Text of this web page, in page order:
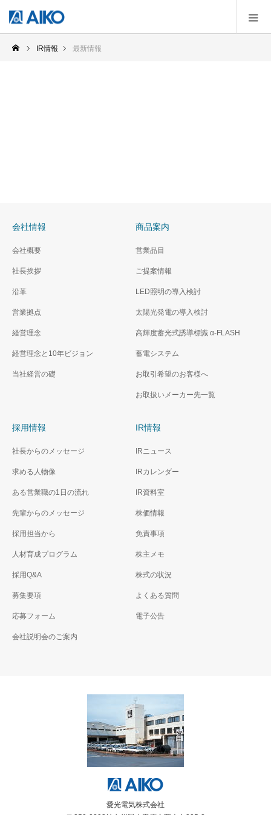
IR情報 最新情報
会社情報
会社概要
社長挨拶
沿革
営業拠点
経営理念
経営理念と10年ビジョン
当社経営の礎
商品案内
営業品目
ご提案情報
LED照明の導入検討
太陽光発電の導入検討
高輝度蓄光式誘導標識 α‐FLASH
蓄電システム
お取引希望のお客様へ
お取扱いメーカー先一覧
採用情報
社長からのメッセージ
求める人物像
ある営業職の1日の流れ
先輩からのメッセージ
採用担当から
人材育成プログラム
採用Q&A
募集要項
応募フォーム
会社説明会のご案内
IR情報
IRニュース
IRカレンダー
IR資料室
株価情報
免責事項
株主メモ
株式の状況
よくある質問
電子公告
愛光電気株式会社